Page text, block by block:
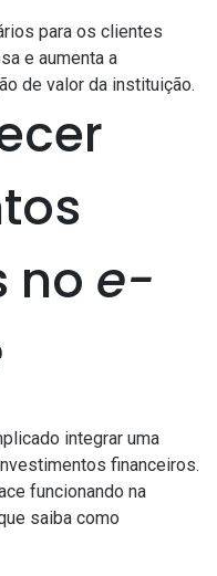
para os clientes
e aumenta a
de valor da instituição.
no e-
integrar uma
financeiros.
funcionando na
saiba como